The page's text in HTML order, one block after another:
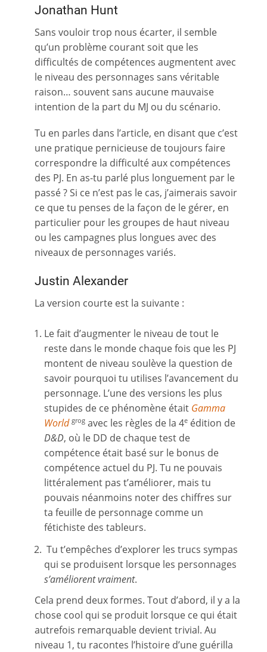
Jonathan Hunt
Sans vouloir trop nous écarter, il semble
qu’un problème courant soit que les
difficultés de compétences augmentent avec
le niveau des personnages sans véritable
raison… souvent sans aucune mauvaise
intention de la part du MJ ou du scénario.
Tu en parles dans l’article, en disant que c’est
une pratique pernicieuse de toujours faire
correspondre la difficulté aux compétences
des PJ. En as-tu parlé plus longuement par le
passé ? Si ce n’est pas le cas, j’aimerais savoir
ce que tu penses de la façon de le gérer, en
particulier pour les groupes de haut niveau
ou les campagnes plus longues avec des
niveaux de personnages variés.
Justin Alexander
La version courte est la suivante :
Le fait d’augmenter le niveau de tout le
reste dans le monde chaque fois que les PJ
montent de niveau soulève la question de
savoir pourquoi tu utilises l’avancement du
personnage. L’une des versions les plus
stupides de ce phénomène était Gamma
World grog avec les règles de la 4e édition de
D&D, où le DD de chaque test de
compétence était basé sur le bonus de
compétence actuel du PJ. Tu ne pouvais
littéralement pas t’améliorer, mais tu
pouvais néanmoins noter des chiffres sur
ta feuille de personnage comme un
fétichiste des tableurs.
Tu t’empêches d’explorer les trucs sympas
qui se produisent lorsque les personnages
s’améliorent vraiment.
Cela prend deux formes. Tout d’abord, il y a la
chose cool qui se produit lorsque ce qui était
autrefois remarquable devient trivial. Au
niveau 1, tu racontes l’histoire d’une guérilla